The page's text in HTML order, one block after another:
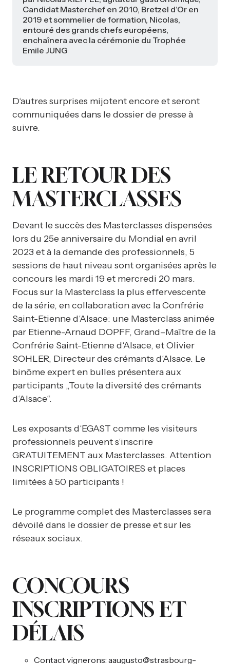
Candidat Masterchef en 2010, Bretzel d‘Or en
2019 et sommelier de formation, Nicolas,
entouré des grands chefs européens,
enchaînera avec la cérémonie du Trophée
Emile JUNG
D‘autres surprises mijotent encore et seront
communiquées dans le dossier de presse à
suivre.
LE RETOUR DES
MASTERCLASSES
Devant le succès des Masterclasses dispensées
lors du 25e anniversaire du Mondial en avril
2023 et à la demande des professionnels, 5
sessions de haut niveau sont organisées après le
concours les mardi 19 et mercredi 20 mars.
Focus sur la Masterclass la plus effervescente
de la série, en collaboration avec la Confrérie
Saint-Etienne d‘Alsace: une Masterclass animée
par Etienne-Arnaud DOPFF, Grand–Maître de la
Confrérie Saint-Etienne d‘Alsace, et Olivier
SOHLER, Directeur des crémants d‘Alsace. Le
binôme expert en bulles présentera aux
participants „Toute la diversité des crémants
d‘Alsace“.
Les exposants d‘EGAST comme les visiteurs
professionnels peuvent s‘inscrire
GRATUITEMENT aux Masterclasses. Attention
INSCRIPTIONS OBLIGATOIRES et places
limitées à 50 participants !
Le programme complet des Masterclasses sera
dévoilé dans le dossier de presse et sur les
réseaux sociaux.
CONCOURS
INSCRIPTIONS ET
DÉLAIS
Contact vignerons: aaugusto@strasbourg-